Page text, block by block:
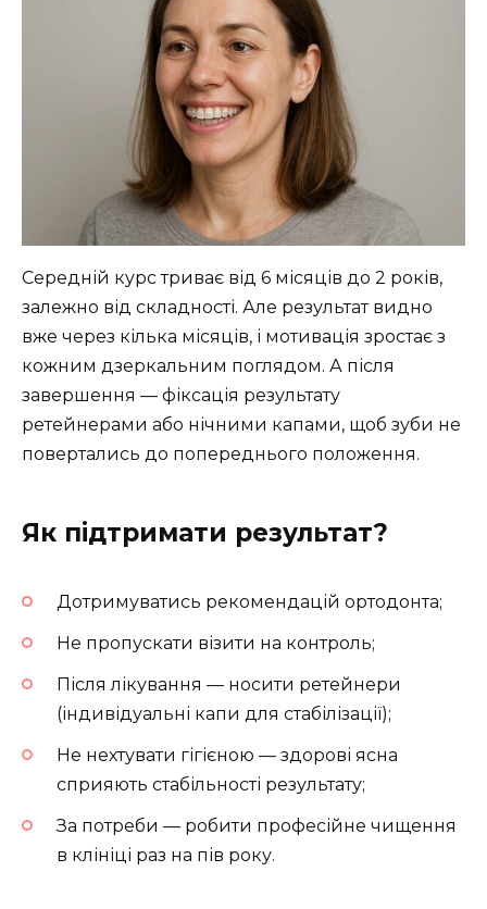
Середній курс триває від 6 місяців до 2 років,
залежно від складності. Але результат видно
вже через кілька місяців, і мотивація зростає з
кожним дзеркальним поглядом. А після
завершення — фіксація результату
ретейнерами або нічними капами, щоб зуби не
повертались до попереднього положення.
Як підтримати результат?
Дотримуватись рекомендацій ортодонта;
Не пропускати візити на контроль;
Після лікування — носити ретейнери
(індивідуальні капи для стабілізації);
Не нехтувати гігієною — здорові ясна
сприяють стабільності результату;
За потреби — робити професійне чищення
в клініці раз на пів року.